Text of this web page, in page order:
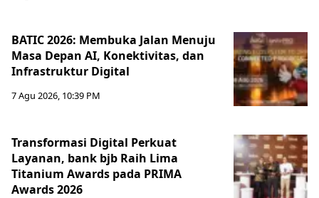
BATIC 2026: Membuka Jalan Menuju
Masa Depan AI, Konektivitas, dan
Infrastruktur Digital
7 Agu 2026, 10:39 PM
Transformasi Digital Perkuat
Layanan, bank bjb Raih Lima
Titanium Awards pada PRIMA
Awards 2026